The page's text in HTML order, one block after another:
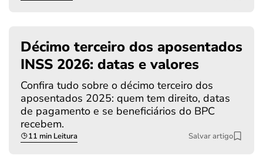
Décimo terceiro dos aposentados
INSS 2026: datas e valores
Confira tudo sobre o décimo terceiro dos
aposentados 2025: quem tem direito, datas
de pagamento e se beneficiários do BPC
recebem.
11 min Leitura Salvar artigo